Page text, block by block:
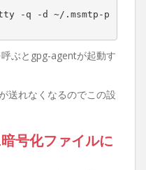
-q -d ~/.msmtp-p
ぶとgpg-agentが起動す
送れなくなるのでこの設
号化ファイルに